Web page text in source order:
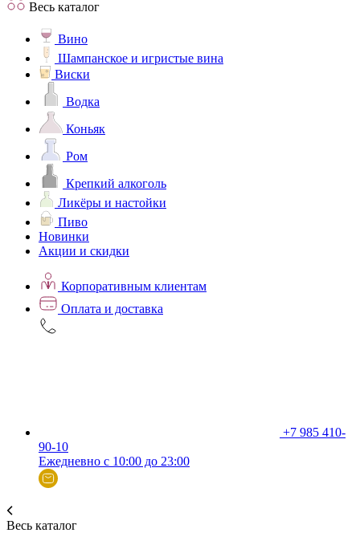
Весь каталог
Вино
Шампанское и игристые вина
Виски
Водка
Коньяк
Ром
Крепкий алкоголь
Ликёры и настойки
Пиво
Новинки
Акции и скидки
Корпоративным клиентам
Оплата и доставка
+7 985 410-
90-10
Ежедневно с 10:00 до 23:00
Весь каталог